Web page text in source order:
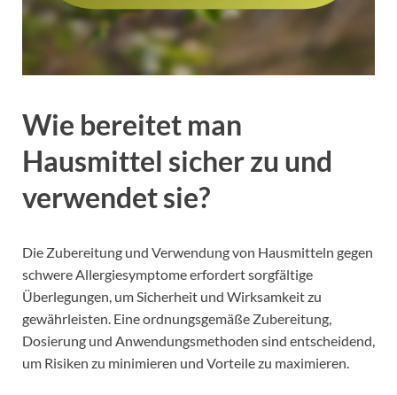
Wie bereitet man
Hausmittel sicher zu und
verwendet sie?
Die Zubereitung und Verwendung von Hausmitteln gegen
schwere Allergiesymptome erfordert sorgfältige
Überlegungen, um Sicherheit und Wirksamkeit zu
gewährleisten. Eine ordnungsgemäße Zubereitung,
Dosierung und Anwendungsmethoden sind entscheidend,
um Risiken zu minimieren und Vorteile zu maximieren.